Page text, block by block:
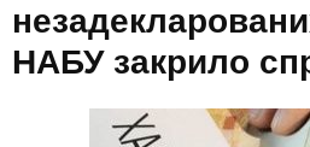
НАБУ закрило